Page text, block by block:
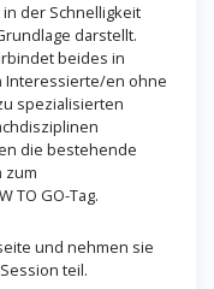
der Schnelligkeit
darstellt.
beides in
Interessierte/en ohne
spezialisierten
die bestehende
zum
TO GO-Tag.
und nehmen sie
teil.